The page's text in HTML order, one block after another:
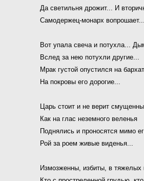
Да светильня дрожит... И
Самодержец-монарх вопрошает...
Вот упала свеча и потухла...
Вслед за нею потухли другие...
Мрак густой опустился на
На покровы его дорогие...
Царь стоит и не верит
Как на глас неземного веленья
Поднялись и проносятся мимо
Рой за роем живые виденья...
Измозженны, избиты, в тяжелых